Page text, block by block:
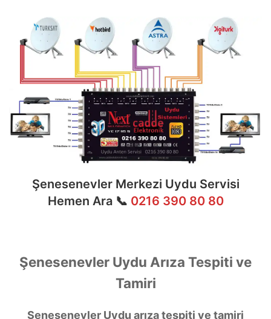
Şenesenevler Merkezi Uydu Servisi
Hemen Ara 📞 0216 390 80 80
Şenesenevler Uydu Arıza Tespiti ve
Tamiri
Şenesenevler Uydu arıza tespiti ve tamiri